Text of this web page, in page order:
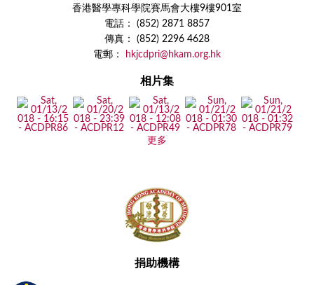
香港醫學專科學院賽馬會大樓9樓901室
電話： (852) 2871 8857
傳真： (852) 2296 4628
電郵：
hkjcdpri@hkam.org.hk
相片集
更多
捐助機構